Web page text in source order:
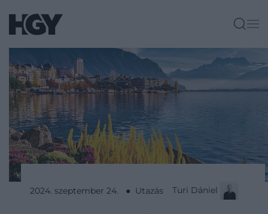
2024. szeptember 24. ● Utazás Turi Dániel